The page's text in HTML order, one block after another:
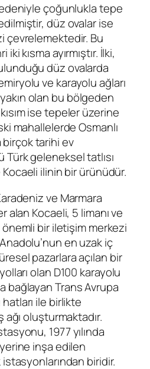
çoğunlukla tepe
düz ovalar ise
çevrelemektedir. Bu
kısma ayırmıştır. İlki,
düz ovalarda
ve karayolu ağları
olan bu bölgeden
ise tepeler üzerine
mahallelerde Osmanlı
tarihi ev
Türk geleneksel tatlısı
ilinin bir ürünüdür.
ve Marmara
alan Kocaeli, 5 limanı ve
önemli bir iletişim merkezi
Anadolu’nun en uzak iç
pazarlara açılan bir
olan D100 karayolu
bağlayan Trans Avrupa
ile birlikte
ağı oluşturmaktadır.
1977 yılında
inşa edilen
biridir.